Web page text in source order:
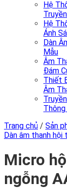
Hệ
Hệ
Ánh
Dàn
Mẫu
Âm
Đám
Thiết
Âm
Trang chủ / Sản
Dàn âm thanh hội
Micro
ngỗng